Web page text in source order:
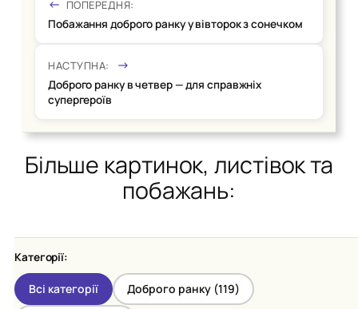
ПОПЕРЕДНЯ:
Побажання доброго ранку у вівторок з сонечком
НАСТУПНА:
Доброго ранку в четвер — для справжніх
супергероїв
Більше картинок, листівок та
побажань:
Категорії:
Всі категорії Доброго ранку (119)